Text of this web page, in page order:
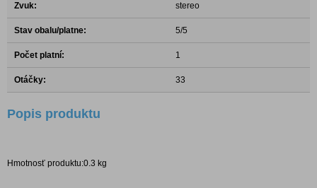
Zvuk: stereo
Stav obalu/platne: 5/5
Počet platní: 1
Otáčky: 33
Popis produktu
Hmotnosť produktu:0.3 kg